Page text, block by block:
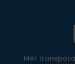
Met